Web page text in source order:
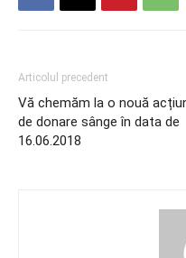
Articolul precedent
Vă chemăm la o nouă
de donare sânge în data de
16.06.2018